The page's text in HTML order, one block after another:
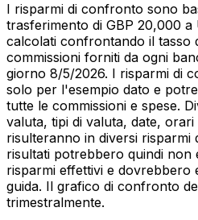
I risparmi di confronto sono
trasferimento di GBP 20,000 a
calcolati confrontando il tasso
commissioni forniti da ogni
giorno 8/5/2026. I risparmi di
solo per l'esempio dato e
tutte le commissioni e spese.
valuta, tipi di valuta, date,
risulteranno in diversi risparmi
risultati potrebbero quindi non
risparmi effettivi e dovrebbero
guida. Il grafico di confronto
trimestralmente.